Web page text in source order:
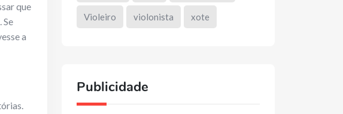
que
Se
a
Violeiro violonista xote
Publicidade